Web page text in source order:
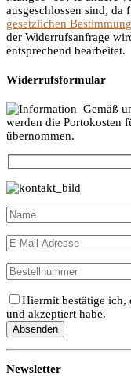
ausgeschlossen sind, da
gesetzlichen
der Widerrufsanfrage
entsprechend bearbeitet.
Widerrufsformular
Gemäß
werden die Portokosten
übernommen.
Hiermit bestätige ich,
und akzeptiert habe.
Newsletter